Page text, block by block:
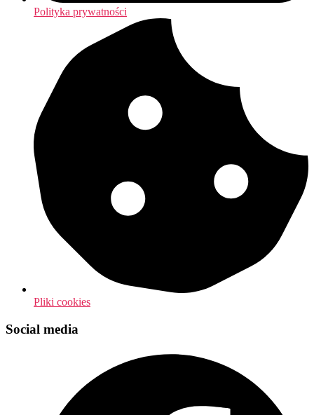
Polityka prywatności
Pliki cookies
Social media